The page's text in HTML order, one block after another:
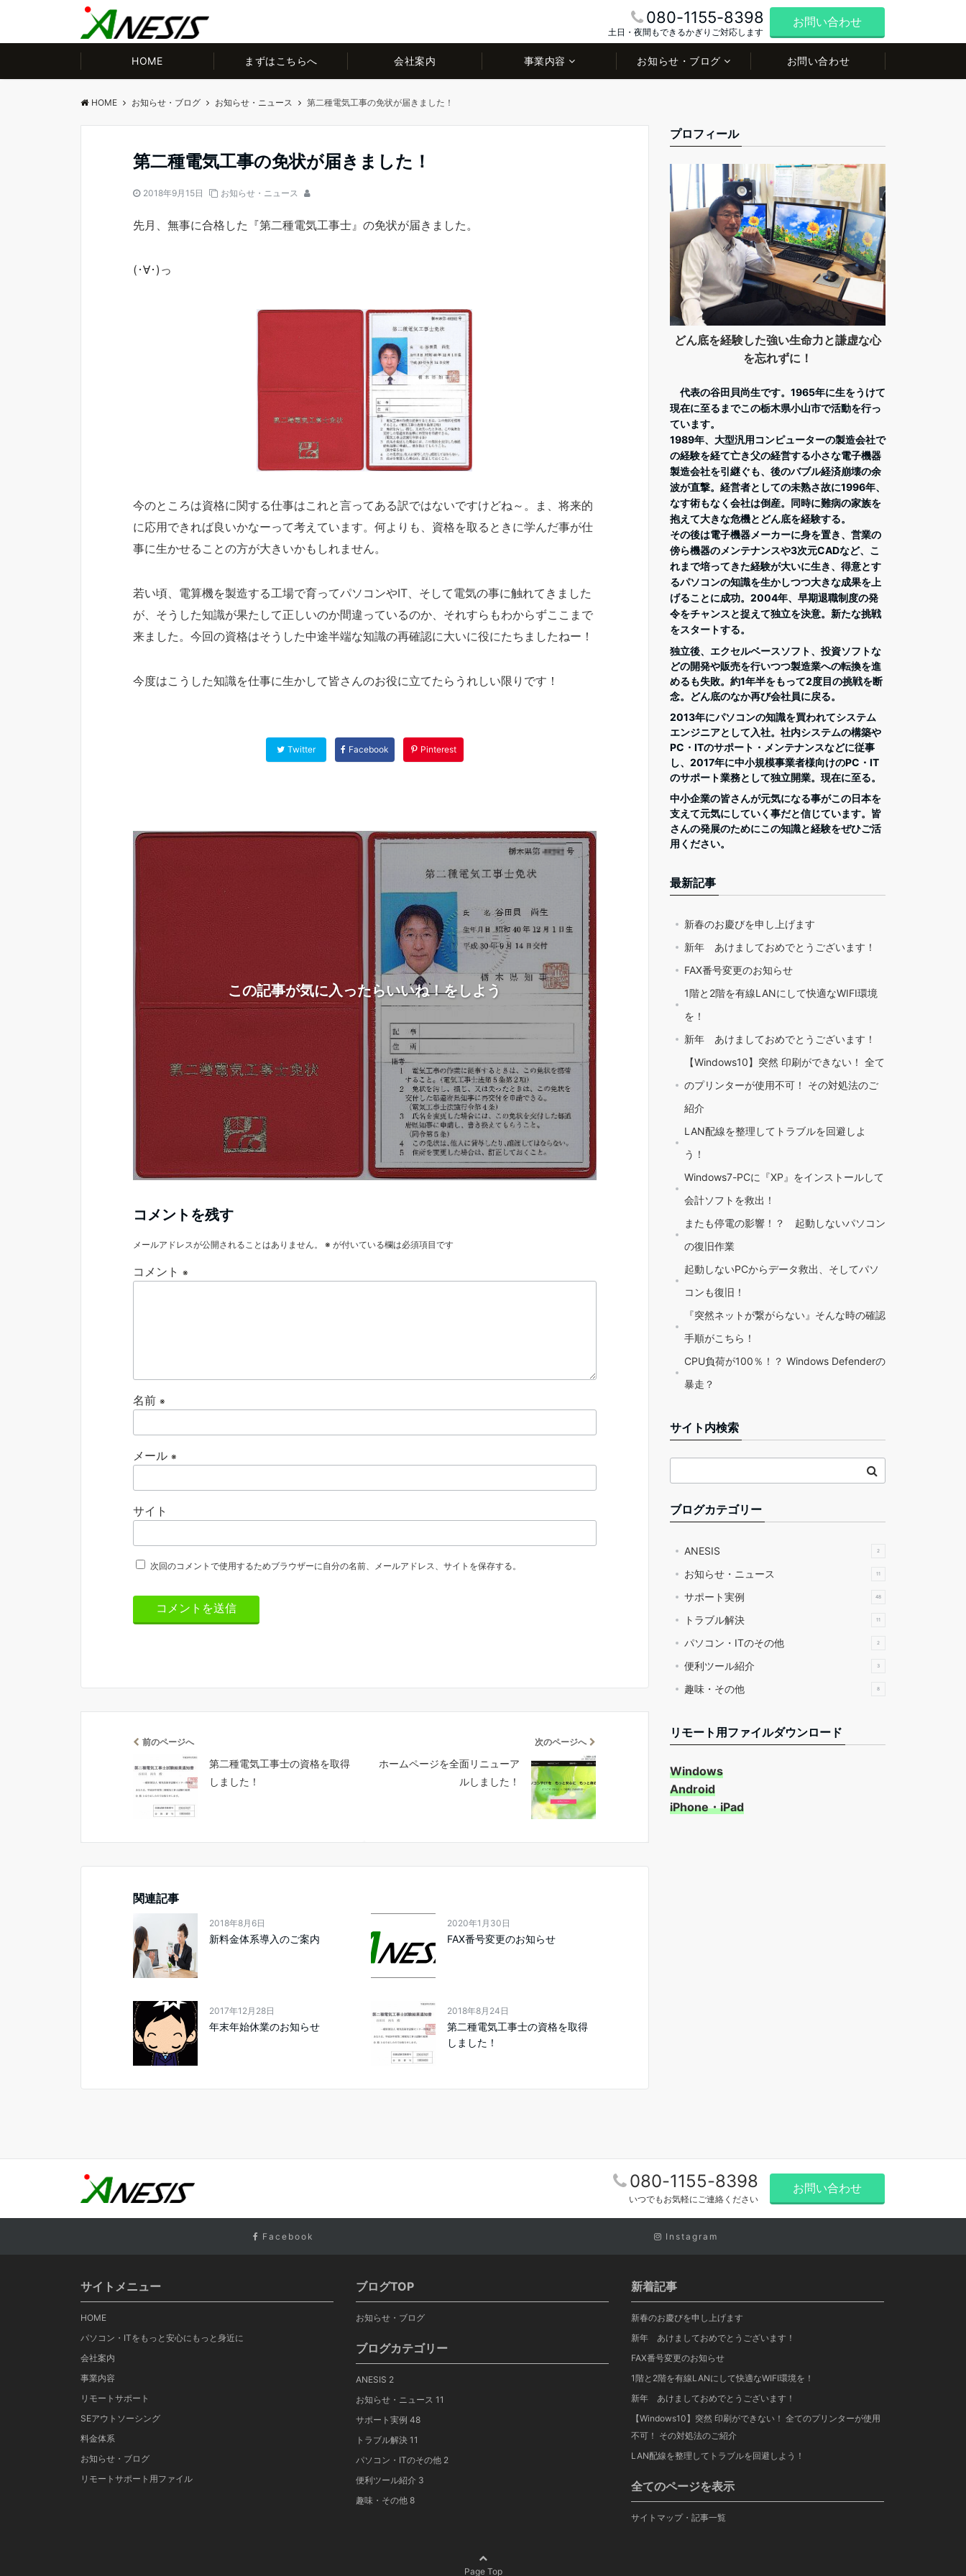
080-1155-8398
土日・夜間もできるかぎりご対応します
お問い合わせ
HOME まずはこちらへ 会社案内 事業内容 お知らせ・ブログ お問い合わせ
HOME お知らせ・ブログ お知らせ・ニュース 第二種電気工事の免状が届きました！
第二種電気工事の免状が届きました！
2018年9月15日 お知らせ・ニュース
先月、無事に合格した『第二種電気工事士』の免状が届きました。
(･∀･)っ
今のところは資格に関する仕事はこれと言ってある訳ではないですけどね～。ま、将来的
に応用できれば良いかなーって考えています。何よりも、資格を取るときに学んだ事が仕
事に生かせることの方が大きいかもしれません。
若い頃、電算機を製造する工場で育ってパソコンやIT、そして電気の事に触れてきました
が、そうした知識が果たして正しいのか間違っているのか、それすらもわからずここまで
来ました。今回の資格はそうした中途半端な知識の再確認に大いに役にたちましたねー！
今度はこうした知識を仕事に生かして皆さんのお役に立てたらうれしい限りです！
Twitter Facebook Pinterest
この記事が気に入ったらいいね！をしよう
コメントを残す
メールアドレスが公開されることはありません。 ※ が付いている欄は必須項目です
コメント ※
名前 ※
メール ※
サイト
次回のコメントで使用するためブラウザーに自分の名前、メールアドレス、サイトを保存する。
前のページへ
第二種電気工事士の資格を取得
しました！
次のページへ
ホームページを全面リニューア
ルしました！
関連記事
2018年8月6日
新料金体系導入のご案内
2020年1月30日
FAX番号変更のお知らせ
2017年12月28日
年末年始休業のお知らせ
2018年8月24日
第二種電気工事士の資格を取得
しました！
プロフィール
どん底を経験した強い生命力と謙虚な心
を忘れずに！
代表の谷田貝尚生です。1965年に生をうけて
現在に至るまでこの栃木県小山市で活動を行っ
ています。
1989年、大型汎用コンピューターの製造会社で
の経験を経て亡き父の経営する小さな電子機器
製造会社を引継ぐも、後のバブル経済崩壊の余
波が直撃。経営者としての未熟さ故に1996年、
なす術もなく会社は倒産。同時に難病の家族を
抱えて大きな危機とどん底を経験する。
その後は電子機器メーカーに身を置き、営業の
傍ら機器のメンテナンスや3次元CADなど、こ
れまで培ってきた経験が大いに生き、得意とす
るパソコンの知識を生かしつつ大きな成果を上
げることに成功。2004年、早期退職制度の発
令をチャンスと捉えて独立を決意。新たな挑戦
をスタートする。
独立後、エクセルベースソフト、投資ソフトな
どの開発や販売を行いつつ製造業への転換を進
めるも失敗。約1年半をもって2度目の挑戦を断
念。どん底のなか再び会社員に戻る。
2013年にパソコンの知識を買われてシステム
エンジニアとして入社。社内システムの構築や
PC・ITのサポート・メンテナンスなどに従事
し、2017年に中小規模事業者様向けのPC・IT
のサポート業務として独立開業。現在に至る。
中小企業の皆さんが元気になる事がこの日本を
支えて元気にしていく事だと信じています。皆
さんの発展のためにこの知識と経験をぜひご活
用ください。
最新記事
新春のお慶びを申し上げます
新年 あけましておめでとうございます！
FAX番号変更のお知らせ
1階と2階を有線LANにして快適なWIFI環境
を！
新年 あけましておめでとうございます！
【Windows10】突然 印刷ができない！ 全て
のプリンターが使用不可！ その対処法のご
紹介
LAN配線を整理してトラブルを回避しよ
う！
Windows7-PCに『XP』をインストールして
会計ソフトを救出！
またも停電の影響！？ 起動しないパソコン
の復旧作業
起動しないPCからデータ救出、そしてパソ
コンも復旧！
『突然ネットが繋がらない』そんな時の確認
手順がこちら！
CPU負荷が100％！？ Windows Defenderの
暴走？
サイト内検索
ブログカテゴリー
ANESIS 2
お知らせ・ニュース 11
サポート実例 48
トラブル解決 11
パソコン・ITのその他 2
便利ツール紹介 3
趣味・その他 8
リモート用ファイルダウンロード
Windows
Android
iPhone・iPad
080-1155-8398
いつでもお気軽にご連絡ください
お問い合わせ
Facebook Instagram
サイトメニュー
HOME
パソコン・ITをもっと安心にもっと身近に
会社案内
事業内容
リモートサポート
SEアウトソーシング
料金体系
お知らせ・ブログ
リモートサポート用ファイル
ブログTOP
お知らせ・ブログ
ブログカテゴリー
ANESIS 2
お知らせ・ニュース11
サポート実例48
トラブル解決11
パソコン・ITのその他 2
便利ツール紹介 3
趣味・その他8
新着記事
新春のお慶びを申し上げます
新年 あけましておめでとうございます！
FAX番号変更のお知らせ
1階と2階を有線LANにして快適なWIFI環境を！
新年 あけましておめでとうございます！
【Windows10】突然 印刷ができない！ 全てのプリンターが使用
不可！ その対処法のご紹介
LAN配線を整理してトラブルを回避しよう！
全てのページを表示
サイトマップ・記事一覧
Page Top